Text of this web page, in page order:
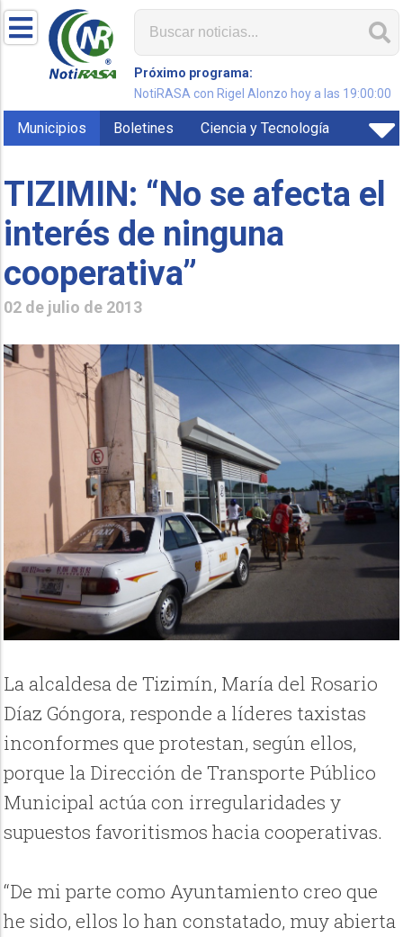
Próximo programa:
NotiRASA con Rigel Alonzo hoy a las 19:00:00
Municipios Boletines Ciencia y Tecnología
TIZIMIN: “No se afecta el
interés de ninguna
cooperativa”
02 de julio de 2013
La alcaldesa de Tizimín, María del Rosario
Díaz Góngora, responde a líderes taxistas
inconformes que protestan, según ellos,
porque la Dirección de Transporte Público
Municipal actúa con irregularidades y
supuestos favoritismos hacia cooperativas.
“De mi parte como Ayuntamiento creo que
he sido, ellos lo han constatado, muy abierta